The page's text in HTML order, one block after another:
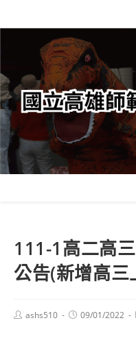
轉
要
內
容
111-1高二高
公告(新增高三
Postashs510
Post09/01/2022